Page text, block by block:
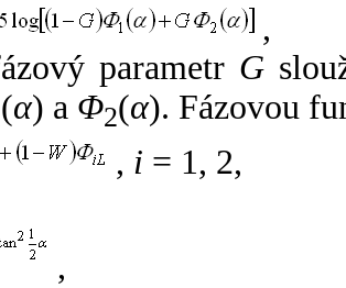
,
parametr G
(α) a Φ2(α). Fázovou
, i = 1, 2,
,